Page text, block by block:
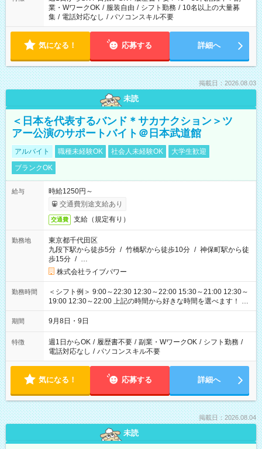
業・WワークOK / 服装自由 / シフト勤務 / 10名以上の大量募
集 / 電話対応なし / パソコンスキル不要
気になる！ 応募する 詳細へ
掲載日：2026.08.03
未読
＜日本を代表するバンド＊サカナクション＞ツ
アー公演のサポートバイト＠日本武道館
アルバイト 職種未経験OK 社会人未経験OK
大学生歓迎
ブランクOK
給与
時給1250円～
交通費別途支給あり
交通費 支給（規定有り）
勤務地
東京都千代田区
九段下駅から徒歩5分 / 竹橋駅から徒歩10分 / 神保町駅から徒
歩15分 / …
株式会社ライブパワー
勤務時間
＜シフト例＞ 9:00～22:30 12:30～22:00 15:30～21:00 12:30～
19:00 12:30～22:00 上記の時間から好きな時間を選べます！ ※
時間は変更となる可能性があります
期間 9月8日・9日
特徴 週1日からOK / 履歴書不要 / 副業・WワークOK / シフト勤務 /
電話対応なし / パソコンスキル不要
気になる！ 応募する 詳細へ
掲載日：2026.08.04
未読